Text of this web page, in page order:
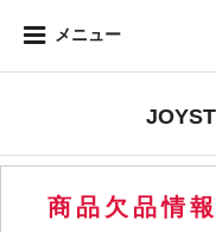
メニュー
商品欠品情報